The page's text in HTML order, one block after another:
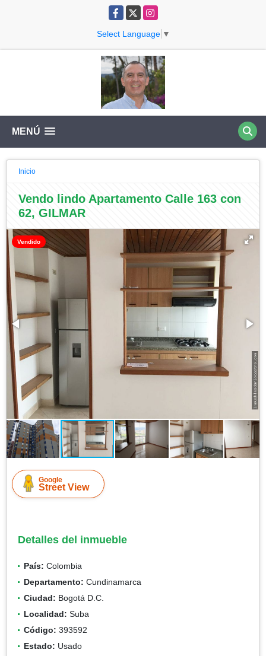
Facebook
X Instagram
Select Language ▼
MENÚ
Inicio
Vendo lindo Apartamento Calle 163 con
62, GILMAR
Vendido
Google
Street View
Detalles del inmueble
País: Colombia
Departamento: Cundinamarca
Ciudad: Bogotá D.C.
Localidad: Suba
Código: 393592
Estado: Usado